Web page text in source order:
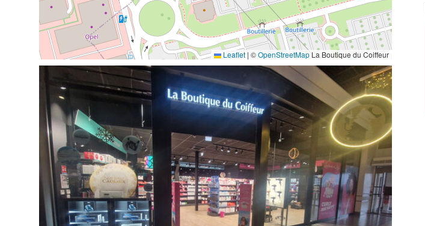
Leaflet | ©OpenStreetMap La Boutique du Coiffeur